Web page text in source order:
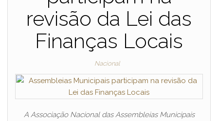
revisão da Lei das
Finanças Locais
Nacional
A Associação Nacional das Assembleias Municipais